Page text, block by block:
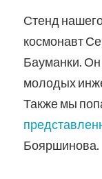
Стенд
космонавт
Бауманки.
молодых
Также мы
Бояршинова.